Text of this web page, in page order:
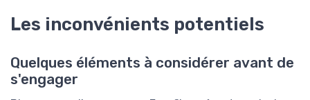
Les inconvénients potentiels
Quelques éléments à considérer avant de
s'engager